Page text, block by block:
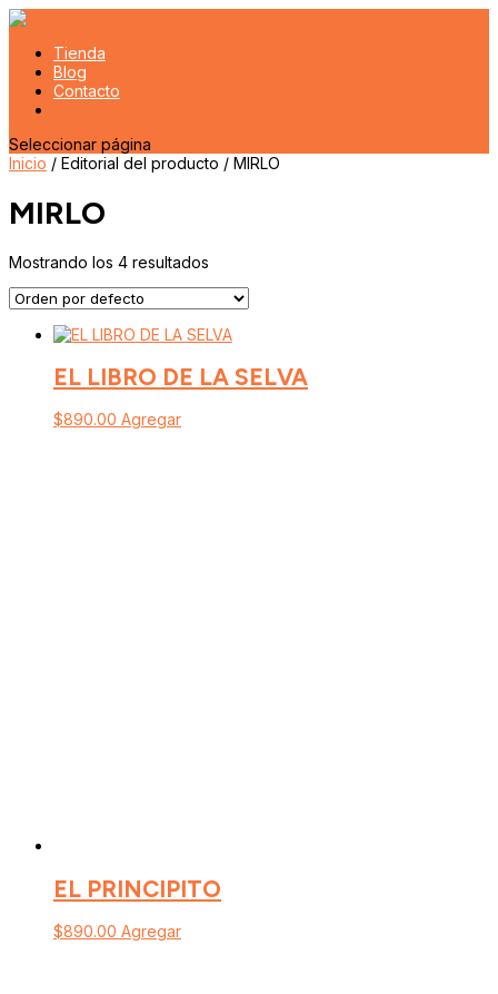
Tienda
Blog
Contacto
Seleccionar página
Inicio / Editorial del producto / MIRLO
MIRLO
Mostrando los 4 resultados
EL LIBRO DE LA SELVA
$890.00 Agregar
EL PRINCIPITO
$890.00 Agregar